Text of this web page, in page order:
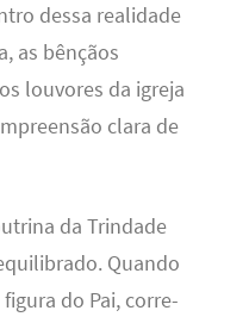
dessa realidade
as bênçãos
louvores da igreja
clara de
da Trindade
Quando
do Pai, corre-